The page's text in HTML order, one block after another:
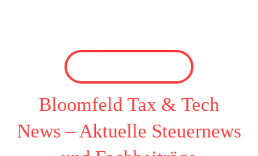
Bloomfeld Tax & Tech
News – Aktuelle Steuernews